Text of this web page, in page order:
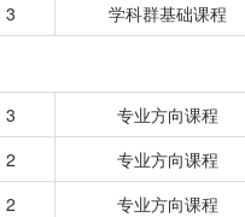
3 学科群基础课程
3
专业方向课程
2
专业方向课程
2
专业方向课程